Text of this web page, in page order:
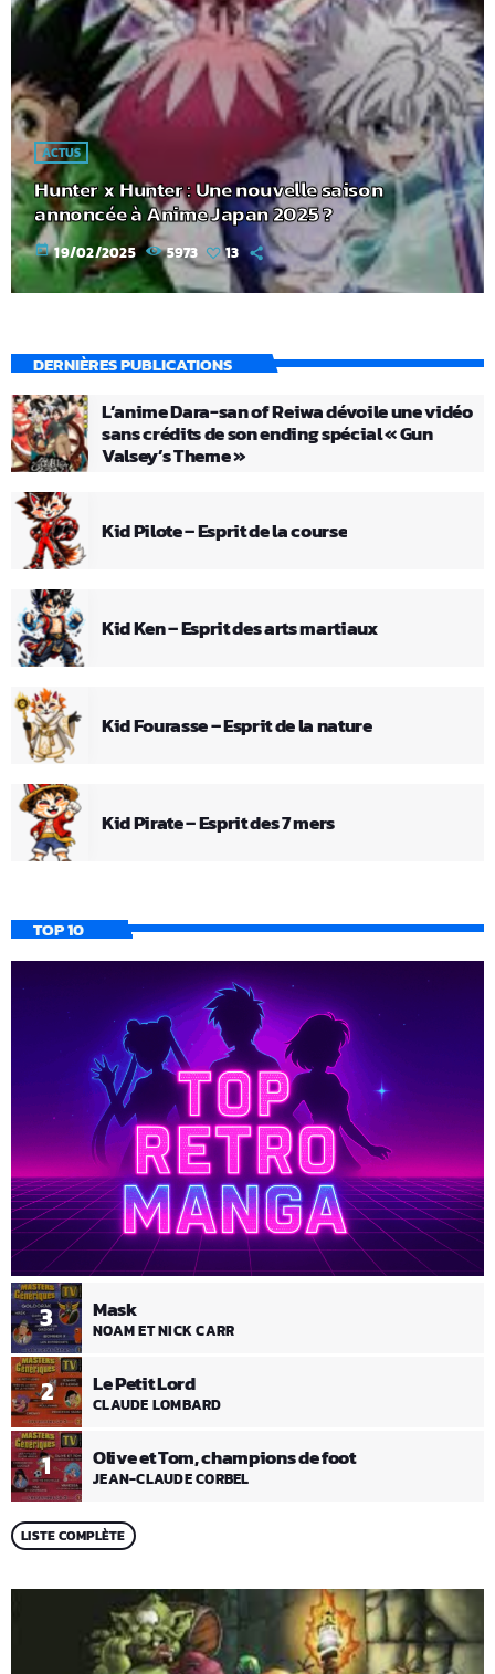
ACTUS
Hunter x Hunter : Une nouvelle saison
annoncée à Anime Japan 2025 ?
today 19/02/2025 5973 13
DERNIÈRES PUBLICATIONS
L’anime Dara-san of Reiwa dévoile une vidéo
sans crédits de son ending spécial « Gun
Valsey’s Theme »
Kid Pilote – Esprit de la course
Kid Ken – Esprit des arts martiaux
Kid Fourasse – Esprit de la nature
Kid Pirate – Esprit des 7 mers
TOP 10
1 Olive et Tom, champions de foot
JEAN-CLAUDE CORBEL
2 Le Petit Lord
CLAUDE LOMBARD
3 Mask
NOAM ET NICK CARR
LISTE COMPLÈTE